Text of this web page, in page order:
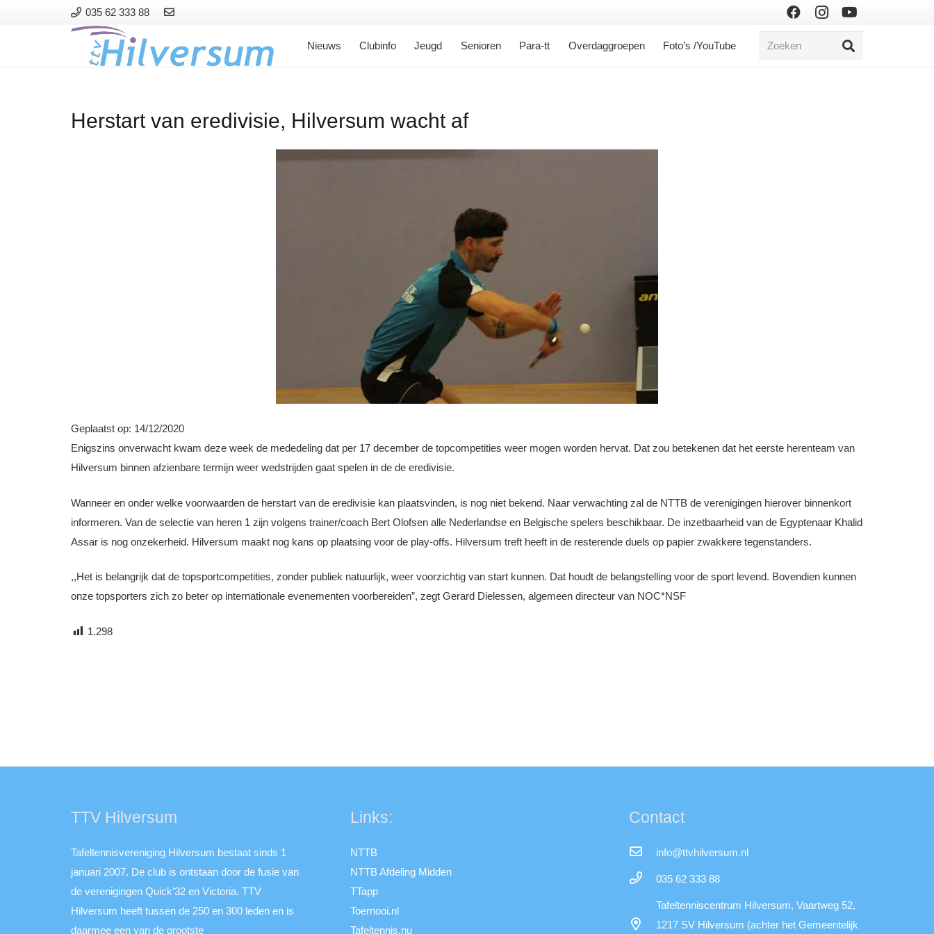
035 62 333 88
Nieuws Clubinfo Jeugd Senioren Para-tt Overdaggroepen Foto’s /YouTube
Herstart van eredivisie, Hilversum wacht af
Geplaatst op: 14/12/2020
Enigszins onverwacht kwam deze week de mededeling dat per 17 december de topcompetities weer mogen worden hervat. Dat zou betekenen dat het eerste herenteam van
Hilversum binnen afzienbare termijn weer wedstrijden gaat spelen in de de eredivisie.
Wanneer en onder welke voorwaarden de herstart van de eredivisie kan plaatsvinden, is nog niet bekend. Naar verwachting zal de NTTB de verenigingen hierover binnenkort
informeren. Van de selectie van heren 1 zijn volgens trainer/coach Bert Olofsen alle Nederlandse en Belgische spelers beschikbaar. De inzetbaarheid van de Egyptenaar Khalid
Assar is nog onzekerheid. Hilversum maakt nog kans op plaatsing voor de play-offs. Hilversum treft heeft in de resterende duels op papier zwakkere tegenstanders.
,,Het is belangrijk dat de topsportcompetities, zonder publiek natuurlijk, weer voorzichtig van start kunnen. Dat houdt de belangstelling voor de sport levend. Bovendien kunnen
onze topsporters zich zo beter op internationale evenementen voorbereiden”, zegt Gerard Dielessen, algemeen directeur van NOC*NSF
1.298
TTV Hilversum
Tafeltennisvereniging Hilversum bestaat sinds 1
januari 2007. De club is ontstaan door de fusie van
de verenigingen Quick’32 en Victoria. TTV
Hilversum heeft tussen de 250 en 300 leden en is
daarmee een van de grootste
Links:
NTTB
NTTB Afdeling Midden
TTapp
Toernooi.nl
Tafeltennis.nu
Contact
info@ttvhilversum.nl
035 62 333 88
Tafeltenniscentrum Hilversum, Vaartweg 52,
1217 SV Hilversum (achter het Gemeentelijk